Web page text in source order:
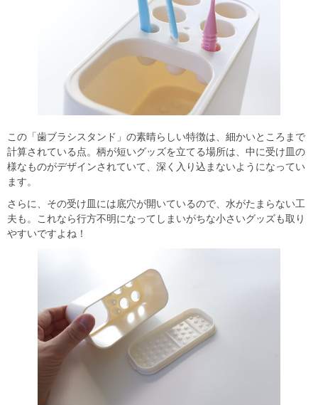
この「歯ブラシスタンド」の素晴らしい特徴は、細かいところまで
計算されている点。柄が短いグッズを立てる場所は、中に受け皿の
様なものがデザインされていて、深く入り込まないようになってい
ます。
さらに、その受け皿には底穴が開いているので、水がたまらない工
夫も。これなら行方不明になってしまいがちな小さいグッズも取り
やすいですよね！